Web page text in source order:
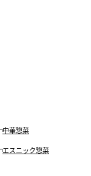
中華惣菜
エスニック惣菜